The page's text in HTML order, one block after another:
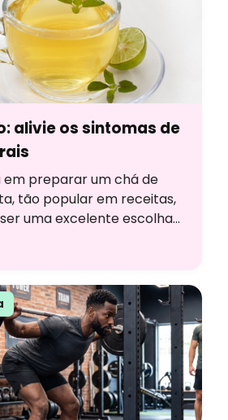
alivie os sintomas de
em preparar um chá de
tão popular em receitas,
uma excelente escolha
aromática, cheia de
série de benefícios à
às principais
da nutricionista
formada […]